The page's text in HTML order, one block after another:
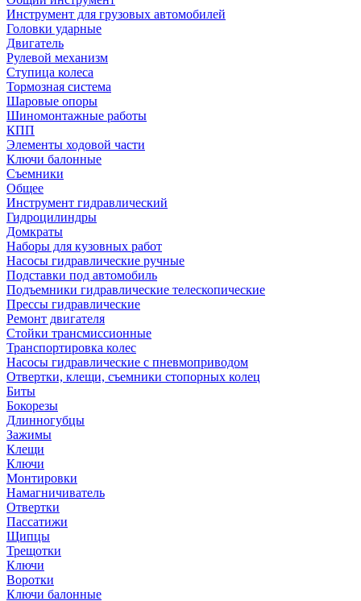
Инструмент для грузовых автомобилей
Головки ударные
Двигатель
Рулевой механизм
Ступица колеса
Тормозная система
Шаровые опоры
Шиномонтажные работы
КПП
Элементы ходовой части
Ключи балонные
Съемники
Общее
Инструмент гидравлический
Гидроцилиндры
Домкраты
Наборы для кузовных работ
Насосы гидравлические ручные
Подставки под автомобиль
Подъемники гидравлические телескопические
Прессы гидравлические
Ремонт двигателя
Стойки трансмиссионные
Транспортировка колес
Насосы гидравлические с пневмоприводом
Отвертки, клещи, съемники стопорных колец
Биты
Бокорезы
Длинногубцы
Зажимы
Клещи
Ключи
Монтировки
Намагничиватель
Отвертки
Пассатижи
Щипцы
Трещотки
Ключи
Воротки
Ключи балонные